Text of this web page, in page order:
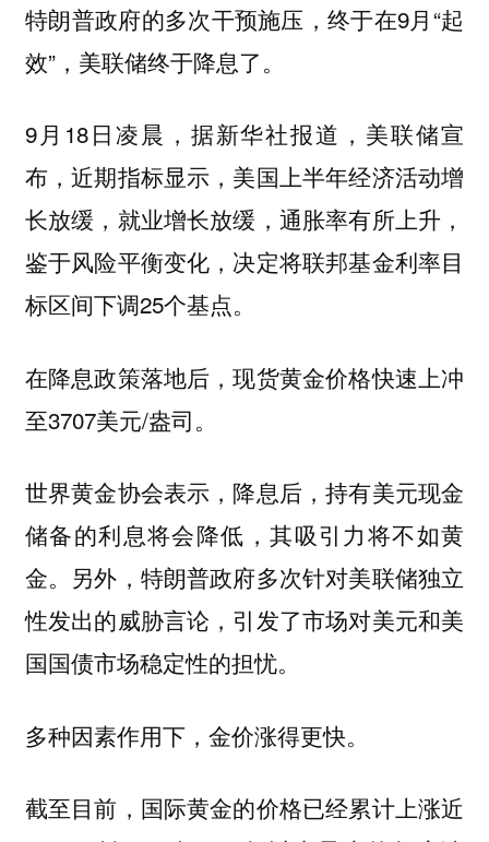
特朗普政府的多次干预施压，终于在9月“起
效”，美联储终于降息了。
9月18日凌晨，据新华社报道，美联储宣
布，近期指标显示，美国上半年经济活动增
长放缓，就业增长放缓，通胀率有所上升，
鉴于风险平衡变化，决定将联邦基金利率目
标区间下调25个基点。
在降息政策落地后，现货黄金价格快速上冲
至3707美元/盎司。
世界黄金协会表示，降息后，持有美元现金
储备的利息将会降低，其吸引力将不如黄
金。另外，特朗普政府多次针对美联储独立
性发出的威胁言论，引发了市场对美元和美
国国债市场稳定性的担忧。
多种因素作用下，金价涨得更快。
截至目前，国际黄金的价格已经累计上涨近